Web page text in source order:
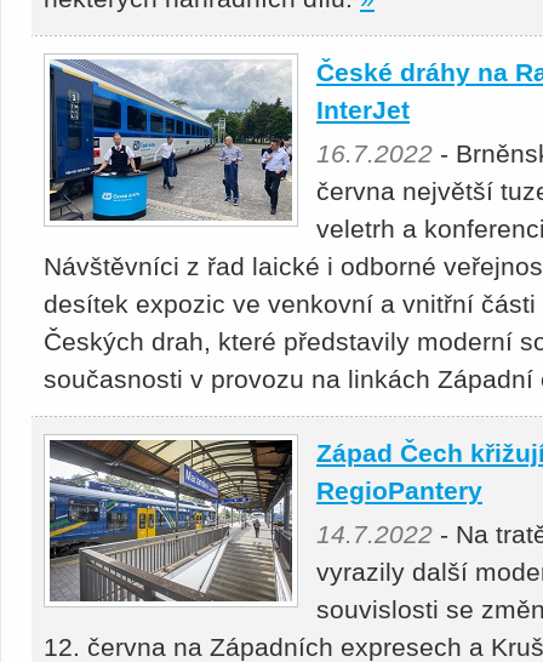
České dráhy na
InterJet
16.7.2022 -
června největší
veletrh a
Návštěvníci z řad laické i odborné
desítek expozic ve venkovní a vnitřní
Českých drah, které představily moderní
současnosti v provozu na linkách Západní
Západ Čech
RegioPantery
14.7.2022 - Na
vyrazily další
souvislosti se
12. června na Západních expresech a